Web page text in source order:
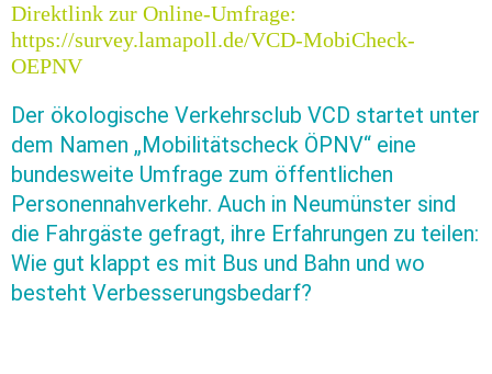
Direktlink zur Online-Umfrage:
https://survey.lamapoll.de/VCD-MobiCheck-
OEPNV
Der ökologische Verkehrsclub VCD startet unter
dem Namen „Mobilitätscheck ÖPNV“ eine
bundesweite Umfrage zum öffentlichen
Personennahverkehr. Auch in Neumünster sind
die Fahrgäste gefragt, ihre Erfahrungen zu teilen:
Wie gut klappt es mit Bus und Bahn und wo
besteht Verbesserungsbedarf?